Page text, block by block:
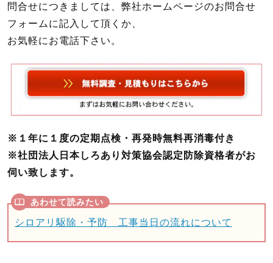
問合せにつきましては、弊社ホームページのお問合せ
フォームに記入して頂くか、
お気軽にお電話下さい。
※１年に１度の定期点検・再発時無料再消毒付き
※社団法人日本しろあり対策協会認定防除資格者がお
伺い致します。
シロアリ駆除・予防 工事当日の流れについて